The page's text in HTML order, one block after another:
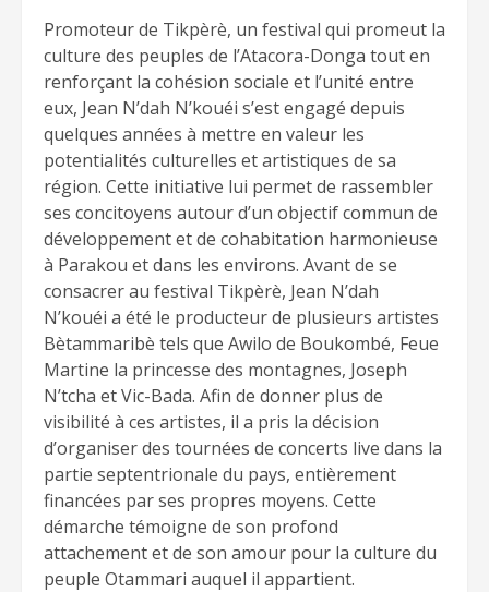
Promoteur de Tikpèrè, un festival qui promeut la
culture des peuples de l’Atacora-Donga tout en
renforçant la cohésion sociale et l’unité entre
eux, Jean N’dah N’kouéi s’est engagé depuis
quelques années à mettre en valeur les
potentialités culturelles et artistiques de sa
région. Cette initiative lui permet de rassembler
ses concitoyens autour d’un objectif commun de
développement et de cohabitation harmonieuse
à Parakou et dans les environs. Avant de se
consacrer au festival Tikpèrè, Jean N’dah
N’kouéi a été le producteur de plusieurs artistes
Bètammaribè tels que Awilo de Boukombé, Feue
Martine la princesse des montagnes, Joseph
N’tcha et Vic-Bada. Afin de donner plus de
visibilité à ces artistes, il a pris la décision
d’organiser des tournées de concerts live dans la
partie septentrionale du pays, entièrement
financées par ses propres moyens. Cette
démarche témoigne de son profond
attachement et de son amour pour la culture du
peuple Otammari auquel il appartient.